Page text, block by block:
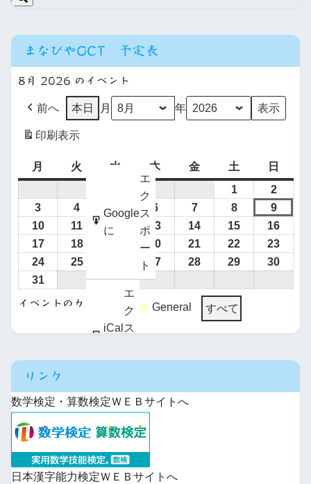
まなびやOCT 予定表
8月 2026 のイベント
前へ 本日 月 年
印刷表示
Google
に
エ
ク
ス
ポ
ー
ト
iCal
エ
ク
ス
ー
月 火 水 木 金 土
日
1
2
3
4 6 7 8
9
10
11 12 13 14 15
16
17
18 20 21 22
23
24
25 27 28 29
30
31
イベントのカテゴリー General すべて
読
リンク
数学検定・算数検定ＷＥＢサイトへ
日本漢字能力検定ＷＥＢサイトへ